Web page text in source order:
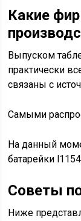
Какие
Выпуском
практически
связаны с
Самыми
На данный
батарейки
Советы
Ниже